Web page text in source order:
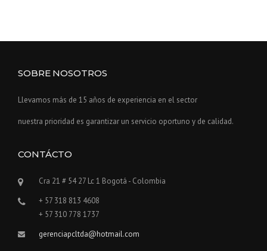
SOBRE NOSOTROS
Llevamos más de 15 años de experiencia en el sector
nuestra prioridad es garantizar un servicio oportuno y de calidad.
CONTÁCTO
Cra 21 # 54 27 Lc 1 Bogotá - Colombia
+ 57 318 813 4608
+ 57 310 778 1737
gerenciapcltda@hotmail.com